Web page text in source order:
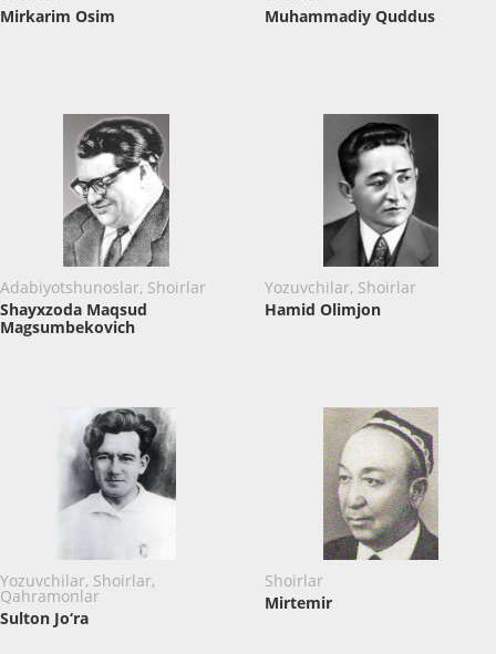
Mirkarim Osim
Muhammadiy Quddus
Adabiyotshunoslar, Shoirlar
Shayxzoda Maqsud
Magsumbekovich
Yozuvchilar, Shoirlar
Hamid Olimjon
Yozuvchilar, Shoirlar,
Qahramonlar
Sulton Jo‘ra
Shoirlar
Mirtemir